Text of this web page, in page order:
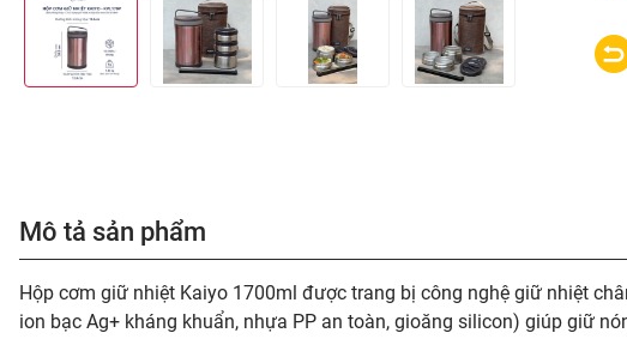
Mô tả sản phẩm
Hộp cơm giữ nhiệt Kaiyo 1700ml được trang bị công nghệ giữ nhiệt
ion bạc Ag+ kháng khuẩn, nhựa PP an toàn, gioăng silicon) giúp giữ